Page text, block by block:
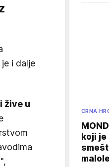
i dalje
žive u
CRNA
koji